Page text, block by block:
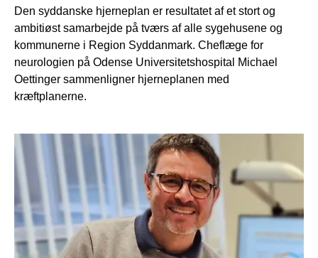
Den syddanske hjerneplan er resultatet af et stort og
ambitiøst samarbejde på tværs af alle sygehusene og
kommunerne i Region Syddanmark. Cheflæge for
neurologien på Odense Universitetshospital Michael
Oettinger sammenligner hjerneplanen med
kræftplanerne.